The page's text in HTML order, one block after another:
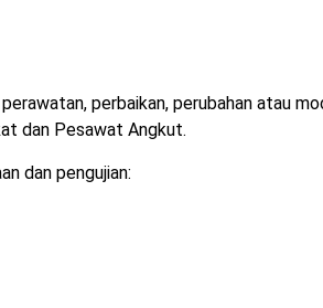
perbaikan, perubahan atau
dan Pesawat Angkut.
dan pengujian: